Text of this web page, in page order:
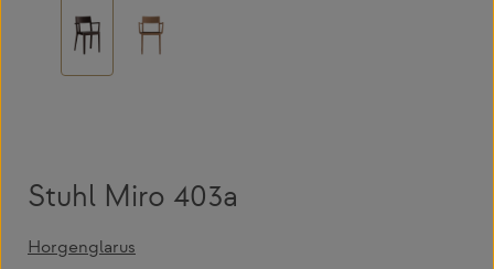
Stuhl Miro 403a
Horgenglarus